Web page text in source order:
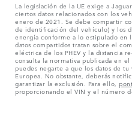
La legislación de la UE exige a
ciertos datos relacionados con los
enero de 2021. Se debe compartir
de identificación del vehículo) y los
energía conforme a lo estipulado en
datos compartidos tratan sobre el
eléctrica de los PHEV y la distancia
consulta la normativa publicada en el
puedes negarte a que los datos de
Europea. No obstante, deberás
garantizar la exclusión. Para ello,
proporcionando el VIN y el número